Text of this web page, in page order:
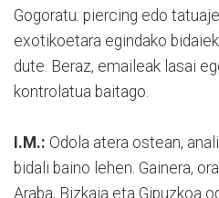
Gogoratu: piercing edo
exotikoetara egindako
dute. Beraz, emaileak lasai
kontrolatua baitago.
I.M.: Odola atera ostean,
bidali baino lehen. Gainera,
Araba, Bizkaia eta Gipuzkoa